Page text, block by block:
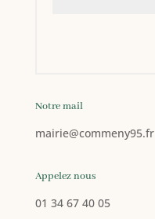
Notre mail
mairie@commeny95.fr
Appelez nous
01 34 67 40 05